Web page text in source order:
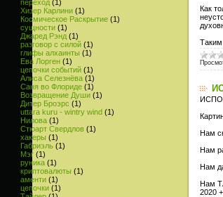
переход (1)
Хизер Карлини (1)
Космическое Раскрытие (1)
сущности (1)
Джаред Рэнд (1)
разговор с силой (1)
глифы алхаинты (1)
Ева Лорген (1)
цепочки событий (1)
Алиса Селезнёва (1)
Саня во Флориде (1)
Возвращение Души (1)
Дитер Броэрс (1)
uttara kuru - wintry wind (1)
Нилова (1)
Стюарт Свердлов (1)
хакеры (1)
Габриэль (1)
Мэг (1)
руника (1)
криптовалюты (1)
аменти (1)
цепочки (1)
Как
Таким
Нам
Нам
Нам
Нам
2020